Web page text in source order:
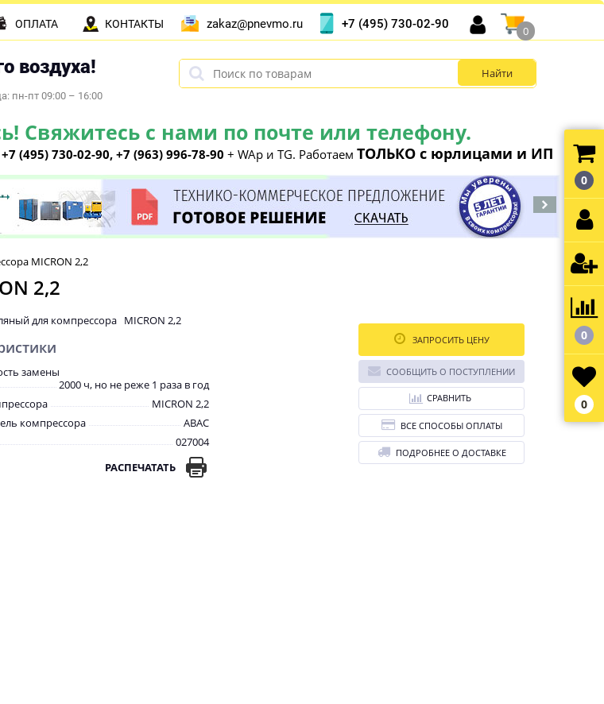
воздуха!
пн-пт 09:00 – 16:00
с нами по почте или телефону.
+7 (495) 730-02-90, +7 (963) 996-78-90 + WAp и TG. Работаем ТОЛЬКО с юрлицами и ИП
ОПЛАТА КОНТАКТЫ zakaz@pnevmo.ru +7 (495) 730-02-90
0
MICRON 2,2
2,2
для компрессора MICRON 2,2
замены
2000 ч, но не реже 1 раза в год
MICRON 2,2
компрессора
ABAC
027004
РАСПЕЧАТАТЬ
ЗАПРОСИТЬ ЦЕНУ
СООБЩИТЬ О ПОСТУПЛЕНИИ
СРАВНИТЬ
ВСЕ СПОСОБЫ ОПЛАТЫ
ПОДРОБНЕЕ О ДОСТАВКЕ
0
0
0